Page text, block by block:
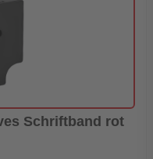
Schriftband rot